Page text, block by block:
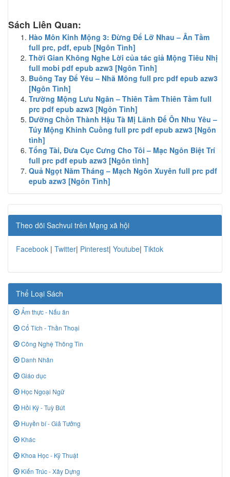
Sách Liên Quan:
Hào Môn Kinh Mộng 3: Đừng Để Lỡ Nhau – Ân Tầm
full prc, pdf, epub [Ngôn Tình]
Thời Gian Không Nghe Lời của tác giả Mộng Tiêu Nhị
full mobi pdf epub azw3 [Ngôn Tình]
Buông Tay Để Yêu – Nhã Mông full prc pdf epub azw3
[Ngôn Tình]
Trường Mộng Lưu Ngân – Thiên Tầm Thiên Tầm full
prc pdf epub azw3 [Ngôn Tình]
Dưỡng Chồn Thành Hậu Tà Mị Lãnh Đế Ôn Nhu Yêu –
Túy Mộng Khinh Cuồng full prc pdf epub azw3 [Ngôn
tình]
Tổng Tài, Đưa Cục Cưng Cho Tôi – Mạc Ngôn Biệt Trí
full prc pdf epub azw3 [Ngôn tình]
Quả Ngọt Năm Tháng – Mạch Ngôn Xuyên full prc pdf
epub azw3 [Ngôn Tình]
Theo dõi Sachvui trên Mạng xã hội
Facebook | Twitter| Pinterest| Youtube| Tiktok
Thể Loại Sách
Ẩm thực - Nấu ăn
Cổ Tích - Thần Thoại
Công Nghệ Thông Tin
Danh Nhân
Giáo dục
Học Ngoại Ngữ
Hồi Ký - Tuỳ Bút
Huyền bí - Giả Tưởng
Khác
Khoa Học - Kỹ Thuật
Kiến Trúc - Xây Dựng